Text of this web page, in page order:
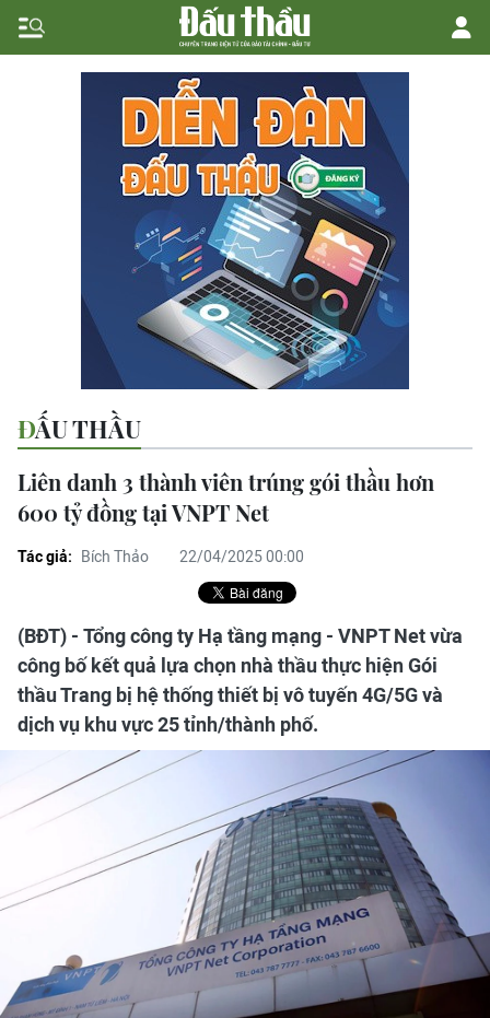
ĐẤU THẦU
Liên danh 3 thành viên trúng gói thầu hơn
600 tỷ đồng tại VNPT Net
Tác giả: Bích Thảo 22/04/2025 00:00
(BĐT) - Tổng công ty Hạ tầng mạng - VNPT Net vừa
công bố kết quả lựa chọn nhà thầu thực hiện Gói
thầu Trang bị hệ thống thiết bị vô tuyến 4G/5G và
dịch vụ khu vực 25 tỉnh/thành phố.